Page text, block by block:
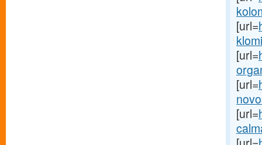
[url=
[url=
[url=
[url=